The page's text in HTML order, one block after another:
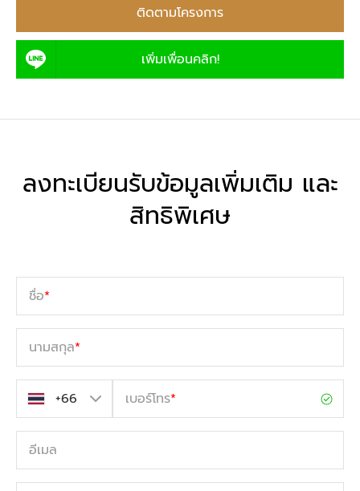
ติดตามโครงการ
เพิ่มเพื่อนคลิก!
ลงทะเบียนรับข้อมูลเพิ่มเติม และ
สิทธิพิเศษ
ชื่อ*
นามสกุล*
เบอร์โทร*
อีเมล